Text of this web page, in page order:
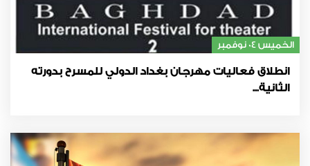
الخميس 04 نوفمبر
انطلاق فعاليات مهرجان بغداد الدولي للمسرح بدورته
الثانية...